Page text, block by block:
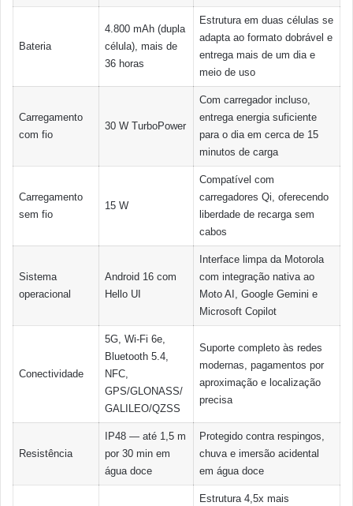
Bateria
4.800 mAh (dupla
célula), mais de
36 horas
Estrutura em duas células se
adapta ao formato dobrável e
entrega mais de um dia e
meio de uso
Carregamento
com fio
30 W TurboPower
Com carregador incluso,
entrega energia suficiente
para o dia em cerca de 15
minutos de carga
Carregamento
sem fio
15 W
Compatível com
carregadores Qi, oferecendo
liberdade de recarga sem
cabos
Sistema
operacional
Android 16 com
Hello UI
Interface limpa da Motorola
com integração nativa ao
Moto AI, Google Gemini e
Microsoft Copilot
Conectividade
5G, Wi-Fi 6e,
Bluetooth 5.4,
NFC,
GPS/GLONASS/
GALILEO/QZSS
Suporte completo às redes
modernas, pagamentos por
aproximação e localização
precisa
Resistência
IP48 — até 1,5 m
por 30 min em
água doce
Protegido contra respingos,
chuva e imersão acidental
em água doce
Estrutura 4,5x mais